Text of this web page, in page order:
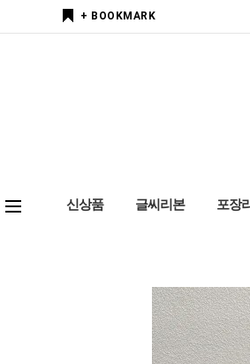
+ BOOKMARK
신상품 글씨리본 포장